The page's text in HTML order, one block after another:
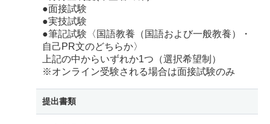
●面接試験
●実技試験
●筆記試験〈国語教養（国語および一般教養）・
自己PR文のどちらか〉
上記の中からいずれか1つ（選択希望制）
※オンライン受験される場合は面接試験のみ
提出書類